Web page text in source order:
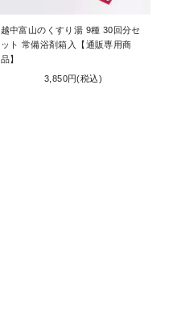
越中富山のくすり湯 9種 30回分セ
ット 常備浴剤箱入【通販専用商
品】
3,850円(税込)